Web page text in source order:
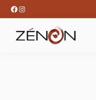
Passa
al
contenuto
Facebook
Instagram